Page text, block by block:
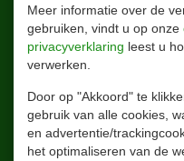
Meer informatie over de
gebruiken, vindt u op onze
privacyverklaring leest u
verwerken.
Door op "Akkoord" te
gebruik van alle cookies,
en advertentie/
het optimaliseren van de